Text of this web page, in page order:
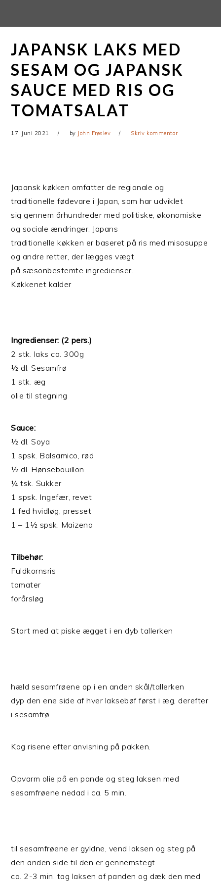
primær
navigation
JAPANSK LAKS MED
SESAM OG JAPANSK
SAUCE MED RIS OG
TOMATSALAT
17. juni 2021 by John Frøslev Skriv kommentar
Japansk køkken omfatter de regionale og
traditionelle fødevare i Japan, som har udviklet
sig gennem århundreder med politiske, økonomiske
og sociale ændringer. Japans
traditionelle køkken er baseret på ris med misosuppe
og andre retter, der lægges vægt
på sæsonbestemte ingredienser.
Køkkenet kalder
Ingredienser: (2 pers.)
2 stk. laks ca. 300g
½ dl. Sesamfrø
1 stk. æg
olie til stegning
Sauce:
½ dl. Soya
1 spsk. Balsamico, rød
½ dl. Hønsebouillon
¼ tsk. Sukker
1 spsk. Ingefær, revet
1 fed hvidløg, presset
1 – 1½ spsk. Maizena
Tilbehør:
Fuldkornsris
tomater
forårsløg
Start med at piske ægget i en dyb tallerken
hæld sesamfrøene op i en anden skål/tallerken
dyp den ene side af hver laksebøf først i æg, derefter
i sesamfrø
Kog risene efter anvisning på pakken.
Opvarm olie på en pande og steg laksen med
sesamfrøene nedad i ca. 5 min.
til sesamfrøene er gyldne, vend laksen og steg på
den anden side til den er gennemstegt
ca. 2-3 min. tag laksen af panden og dæk den med